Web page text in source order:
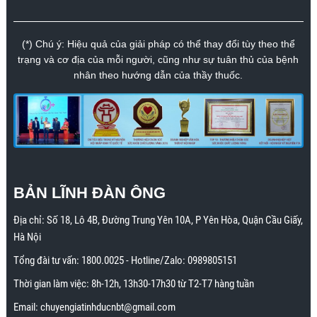
(*) Chú ý: Hiệu quả của giải pháp có thể thay đổi tùy theo thể
trạng và cơ địa của mỗi người, cũng như sự tuân thủ của bệnh
nhân theo hướng dẫn của thầy thuốc.
BẢN LĨNH ĐÀN ÔNG
Địa chỉ: Số 18, Lô 4B, Đường Trung Yên 10A, P Yên Hòa, Quận Cầu Giấy,
Hà Nội
Tổng đài tư vấn: 1800.0025- Hotline/Zalo: 0989805151
Thời gian làm việc: 8h-12h, 13h30-17h30 từ T2-T7 hàng tuần
Email: chuyengiatinhducnbt@gmail.com